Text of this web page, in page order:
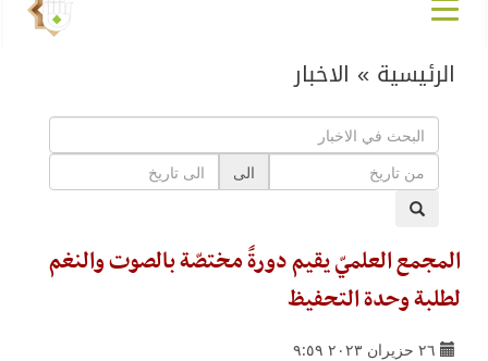
الرئيسية » الاخبار
الى
المجمع العلميّ يقيم دورةً مختصّة بالصوت والنغم
لطلبة وحدة التحفيظ
٢٦ حزيران ٢٠٢٣ ٩:٥٩